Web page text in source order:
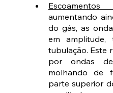
aumentando
do gás, as
em
tubulação. Este
por ondas
molhando de
parte superior